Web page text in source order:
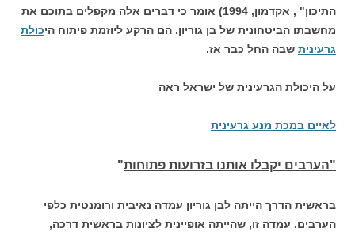
התיכון" , אקדמון, 1994) אומר כי דברים אלה מקפלים בתוכם את
מחשבתו הביטחונית של בן גוריון. הם הרקע ליוזמת פיתוח היכולת
גרעינית שבה החל כבר אז.
על היכולת הגרעינית של ישראל ראה
לאיים במכת מנע גרעינית
"הערבים יקבלו אותנו בזרועות פתוחות"
בראשית הדרך הייתה לבן גוריון עמדה נאיבית ורומנטית כלפי
הערבים. עמדה זו, שהייתה אופיינית לציונות בראשית דרכה,